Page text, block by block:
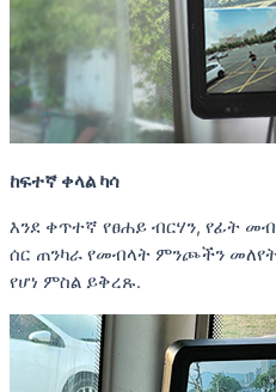
ከፍተኛ ቀላል ካሳ
እንደ ቀጥተኛ የፀሐይ ብርሃን, የፊት
ሰር ጠንካራ የመብላት ምንጮችን መለየት,
የሆነ ምስል ይቅረጹ.